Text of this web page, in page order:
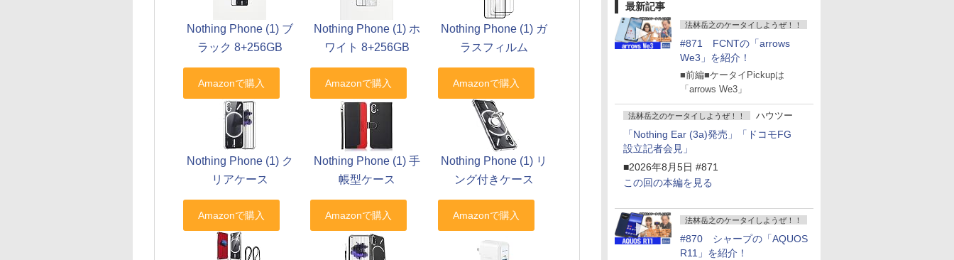
最新記事
法林岳之のケータイしようぜ！！
#871 FCNTの「arrows
We3」を紹介！
■前編■ケータイPickupは
「arrows We3」
法林岳之のケータイしようぜ！！ ハウツー
「Nothing Ear (3a)発売」「ドコモFG
設立記者会見」
■2026年8月5日 #871
この回の本編を見る
法林岳之のケータイしようぜ！！
#870 シャープの「AQUOS
R11」を紹介！
Nothing Phone (1) ブ
ラック 8+256GB
Nothing Phone (1) ホ
ワイト 8+256GB
Nothing Phone (1) ガ
ラスフィルム
Nothing Phone (1) ク
リアケース
Nothing Phone (1) 手
帳型ケース
Nothing Phone (1) リ
ング付きケース